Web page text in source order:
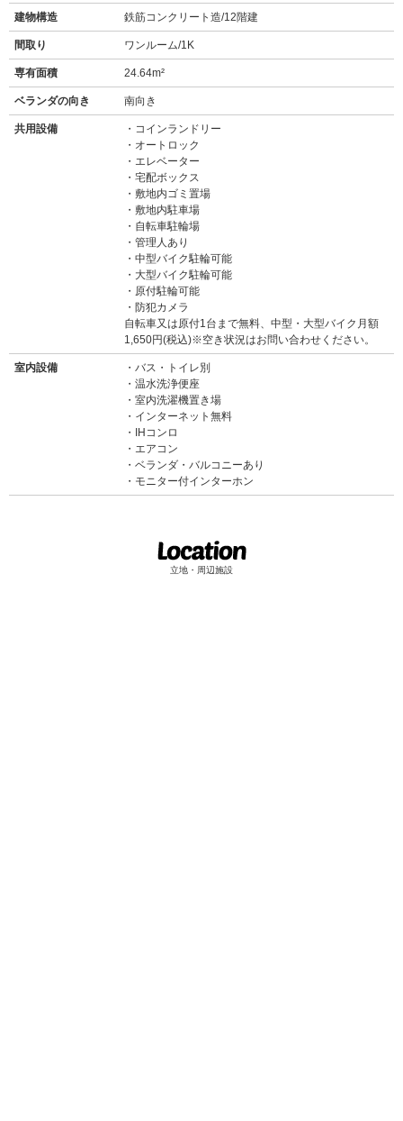
建物構造 鉄筋コンクリート造/12階建
間取り ワンルーム/1K
専有面積 24.64m²
ベランダの向き 南向き
共用設備
コインランドリー
オートロック
エレベーター
宅配ボックス
敷地内ゴミ置場
敷地内駐車場
自転車駐輪場
管理人あり
中型バイク駐輪可能
大型バイク駐輪可能
原付駐輪可能
防犯カメラ
自転車又は原付1台まで無料、中型・大型バイク月額
1,650円(税込)※空き状況はお問い合わせください。
室内設備
バス・トイレ別
温水洗浄便座
室内洗濯機置き場
インターネット無料
IHコンロ
エアコン
ベランダ・バルコニーあり
モニター付インターホン
立地・周辺施設